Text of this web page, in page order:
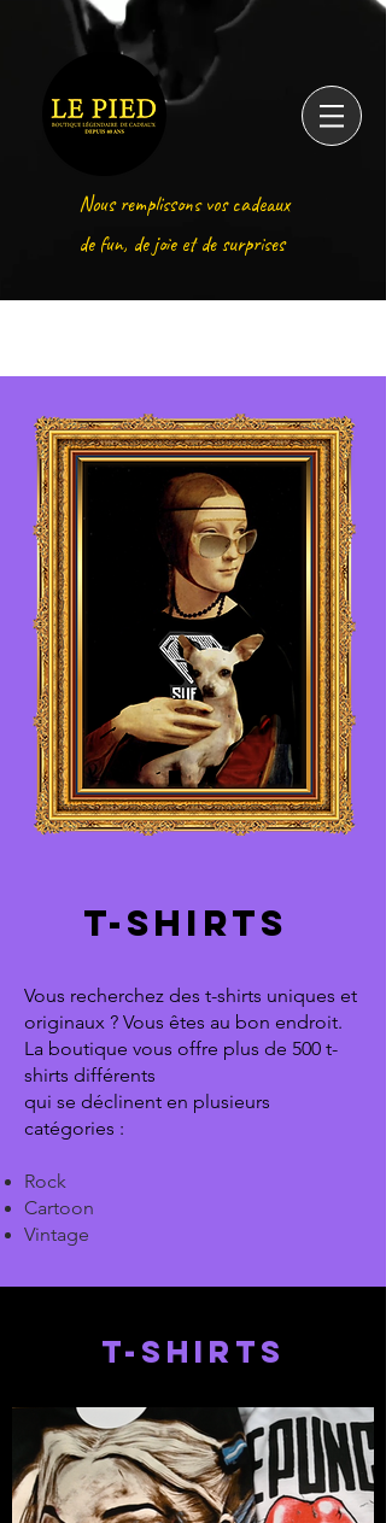
Nous remplissons vos cadeaux de fun, de joie et de
Nous remplissons vos cadeaux
de fun, de joie et de surprises
Vous recherchez des t-shirts uniques et
originaux ? Vous êtes au bon endroit.
La boutique vous offre plus de 500 t-
shirts différents
qui se déclinent en plusieurs
catégories :
Rock
Cartoon
Vintage
T-SHIRTS
t-shirts